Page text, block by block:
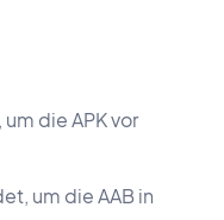
die APK vor
um die AAB in